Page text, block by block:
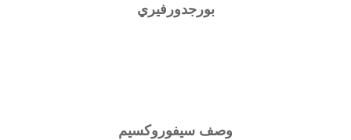
بورجدورفيري
وصف سيفوروكسيم